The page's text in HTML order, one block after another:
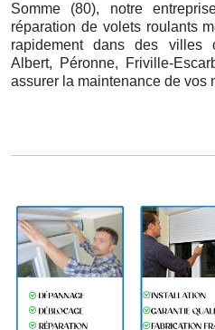
Somme (80), notre
réparation de volets roulants
rapidement dans des villes
Albert, Péronne, Friville-
assurer la maintenance de vos